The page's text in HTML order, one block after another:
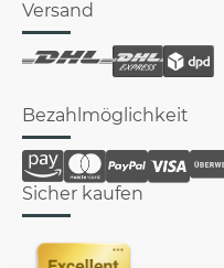
Versand
Bezahlmöglichkeit
Sicher kaufen